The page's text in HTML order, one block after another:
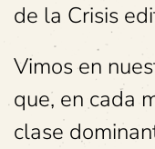
de la Crisis
Vimos en
que, en cada
clase